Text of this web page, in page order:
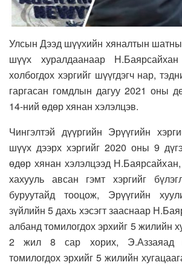
Улсын Дээд шүүхийн хяналтын шатны
шүүх хуралдаанаар
холбогдох хэргийг шүүгдэгч нар,
гаргасан гомдлын дагуу 2021 оны
14-ний өдөр хянан хэлэлцэв.
Чингэлтэй дүүргийн Эрүүгийн
шүүх дээрх хэргийг 2020 оны 9
өдөр хянан хэлэлцээд
хахууль авсан гэмт хэргийг
буруутайд тооцож, Эрүүгийн
зүйлийн 5 дахь хэсэгт зааснаар
албанд томилогдох эрхийг 5 жилийн
2 жил 8 сар хорих, Э.Аззаяад
томилогдох эрхийг 5 жилийн